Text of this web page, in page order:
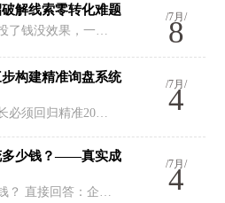
/7月/
8
解线索零转化难题
了钱没效果，一…
/7月/
4
构建精准询盘系统
必须回归精准20…
/7月/
4
多少钱？——真实成
？ 直接回答：企…